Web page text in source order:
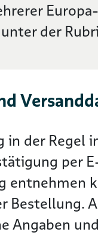
der
der Regel
per
entnehmen
Bestellung.
Angaben